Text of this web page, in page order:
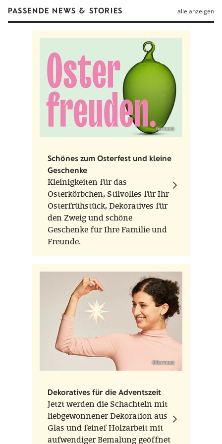
Form Thüringer Handarbeit, Unikat
Gewicht 5 g
Herstellungsort
Bitte beachten Sie, dass diese Ostereier
mundgeblasen sind. Farb- und Formabweichungen
sind Merkmale der Handarbeit und keine Mängel.
PASSENDE NEWS & STORIES alle anzeigen
formost
Schönes zum Osterfest und kleine
Geschenke
Kleinigkeiten für das
Osterkörbchen, Stilvolles für Ihr
Osterfrühstück, Dekoratives für
den Zweig und schöne
Geschenke für Ihre Familie und
Freunde.
©formost
Dekoratives für die Adventszeit
Jetzt werden die Schachteln mit
liebgewonnener Dekoration aus
Glas und feinef Holzarbeit mit
aufwendiger Bemalung geöffnet